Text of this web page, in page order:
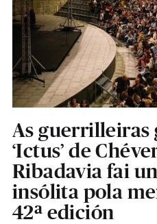
As guerrilleiras
‘Ictus’ de
Ribadavia fai
insólita pola
42ª edición